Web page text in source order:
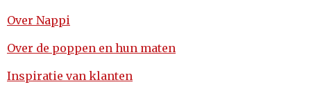
Over Nappi
Over de poppen en hun maten
Inspiratie van klanten